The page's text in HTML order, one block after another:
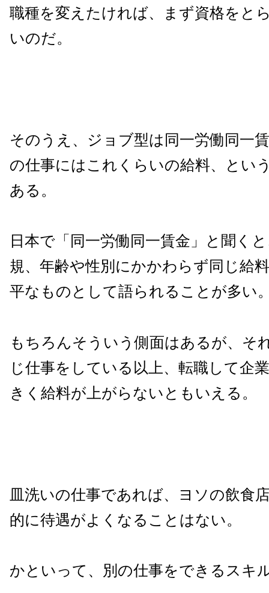
職種を変えたければ、まず資格をと
いのだ。
そのうえ、ジョブ型は同一労働同一
の仕事にはこれくらいの給料、とい
ある。
日本で「同一労働同一賃金」と聞く
規、年齢や性別にかかわらず同じ給
平なものとして語られることが多い
もちろんそういう側面はあるが、そ
じ仕事をしている以上、転職して企
きく給料が上がらないともいえる。
皿洗いの仕事であれば、ヨソの飲食
的に待遇がよくなることはない。
かといって、別の仕事をできるスキ